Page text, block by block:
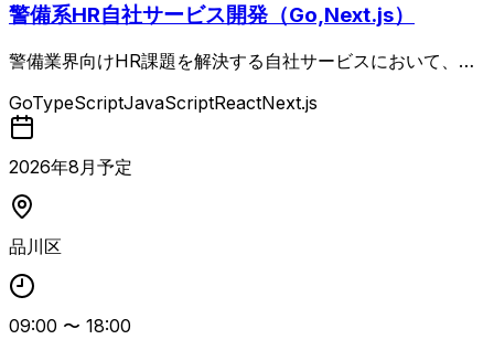
警備系HR自社サービス開発（Go,Next.js）
警備業界向けHR課題を解決する自社サービスにおいて、新
件。 GoとNext.jsを中心としたバックエンド・フロントエン
ド開発に加え、技術的負債の解消や生産性向上施策の実装も
行います。 開発は1人でタスクを進めるケースが多く、実装
前にDesign Documentを作成して方針を確認する進め方で
す。 AIによるコードレビュー自動化やコーディングエージ
開発環境です。
GoTypeScriptJavaScriptReactNext.js
2026年8月予定
品川区
09:00 〜 18:00